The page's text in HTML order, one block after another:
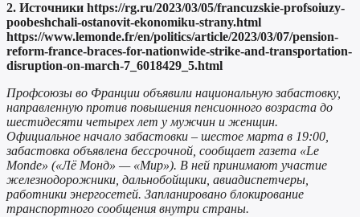
2. Источники https://rg.ru/2023/03/05/francuzskie-profsoiuzy-
poobeshchali-ostanovit-ekonomiku-strany.html
https://www.lemonde.fr/en/politics/article/2023/03/07/pension-
reform-france-braces-for-nationwide-strike-and-transportation-
disruption-on-march-7_6018429_5.html
Профсоюзы во Франции объявили национальную забастовку,
направленную против повышения пенсионного возраста до
шестидесяти четырех лет у мужчин и женщин.
Официальное начало забастовки – шестое марта в 19:00,
забастовка объявлена бессрочной, сообщает газета «Le
Monde» («Лё Монд» — «Мир»). В ней принимают участие
железнодорожники, дальнобойщики, авиадиспетчеры,
работники энергосетей. Запланировано блокирование
транспортного сообщения внутри страны.